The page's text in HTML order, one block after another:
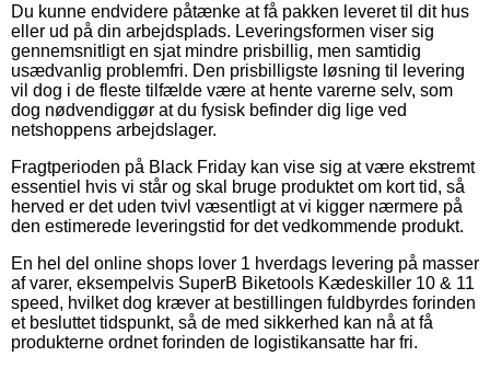
Du kunne endvidere påtænke at få pakken leveret til dit hus
eller ud på din arbejdsplads. Leveringsformen viser sig
gennemsnitligt en sjat mindre prisbillig, men samtidig
usædvanlig problemfri. Den prisbilligste løsning til levering
vil dog i de fleste tilfælde være at hente varerne selv, som
dog nødvendiggør at du fysisk befinder dig lige ved
netshoppens arbejdslager.
Fragtperioden på Black Friday kan vise sig at være ekstremt
essentiel hvis vi står og skal bruge produktet om kort tid, så
herved er det uden tvivl væsentligt at vi kigger nærmere på
den estimerede leveringstid for det vedkommende produkt.
En hel del online shops lover 1 hverdags levering på masser
af varer, eksempelvis SuperB Biketools Kædeskiller 10 & 11
speed, hvilket dog kræver at bestillingen fuldbyrdes forinden
et besluttet tidspunkt, så de med sikkerhed kan nå at få
produkterne ordnet forinden de logistikansatte har fri.